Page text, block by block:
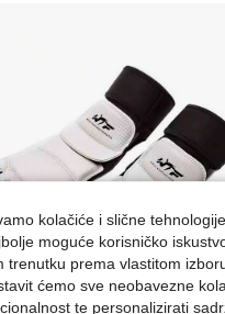
kolačiće i slične
moguće korisničko
trenutku prema vlastitom
ćemo sve neobavezne
te personalizirati